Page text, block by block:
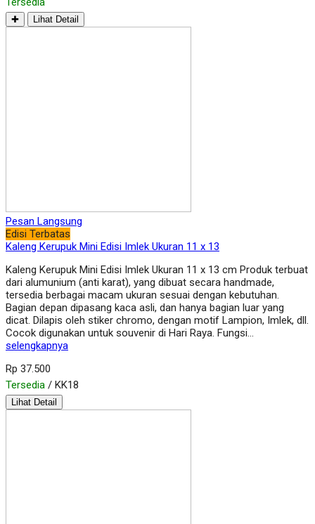
✚ Lihat Detail
Pesan Langsung
Edisi Terbatas
Kaleng Kerupuk Mini Edisi Imlek Ukuran 11 x 13
Kaleng Kerupuk Mini Edisi Imlek Ukuran 11 x 13 cm Produk terbuat
dari alumunium (anti karat), yang dibuat secara handmade,
tersedia berbagai macam ukuran sesuai dengan kebutuhan.
Bagian depan dipasang kaca asli, dan hanya bagian luar yang
dicat. Dilapis oleh stiker chromo, dengan motif Lampion, Imlek, dll.
Cocok digunakan untuk souvenir di Hari Raya. Fungsi…
selengkapnya
Rp 37.500
Tersedia / KK18
Lihat Detail